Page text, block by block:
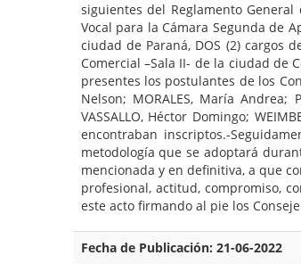
siguientes del Reglamento General
Vocal para la Cámara Segunda de
ciudad de Paraná, DOS (2) cargos
Comercial –Sala II- de la ciudad de
presentes los postulantes de los
Nelson; MORALES, María Andrea;
VASSALLO, Héctor Domingo;
encontraban inscriptos.-
metodología que se adoptará
mencionada y en definitiva, a que
profesional, actitud, compromiso,
este acto firmando al pie los
Fecha de Publicación: 21-06-2022